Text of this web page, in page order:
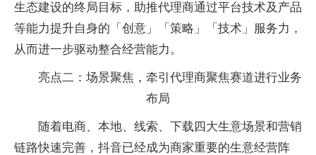
生态建设的终局目标，助推代理商通过平台技术及产品
等能力提升自身的「创意」「策略」「技术」服务力，
从而进一步驱动整合经营能力。
亮点二：场景聚焦，牵引代理商聚焦赛道进行业务
布局
随着电商、本地、线索、下载四大生意场景和营销
链路快速完善，抖音已经成为商家重要的生意经营阵